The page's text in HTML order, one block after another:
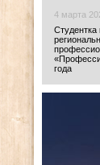
4 марта
года